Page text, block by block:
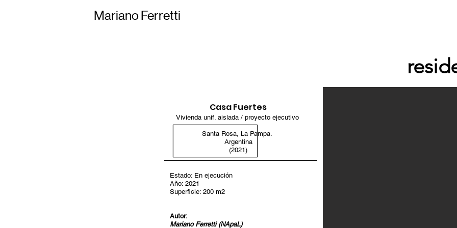
Mariano Ferretti
Estado: En ejecución
Año: 2021
Superficie: 200 m2
Autor:
Mariano Ferretti (NApaL)
Casa Fuertes
Vivienda unif. aislada / proyecto ejecutivo
Santa Rosa, La Pampa.
Argentina
(2021)